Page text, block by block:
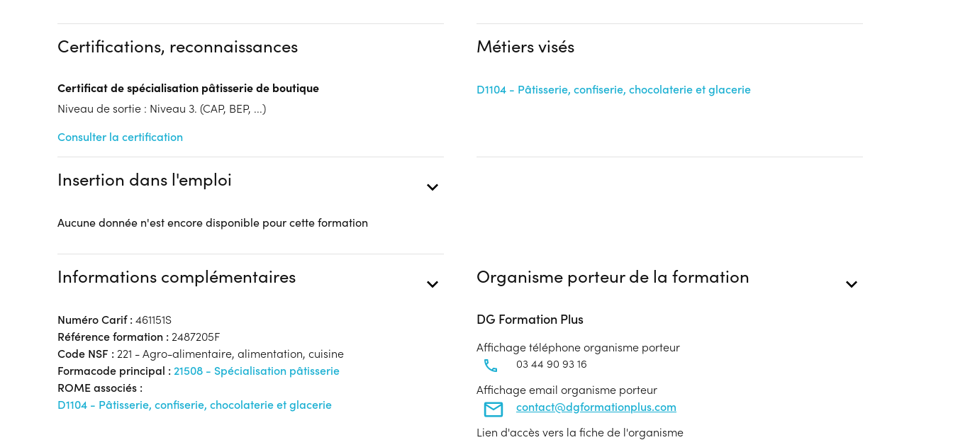
Cycle de l'alternance
Année 1 : Contrat d’apprentissage
Lieu de formation
6 Rue Jacques de Vaucanson
ZAC De Mercières
60200 Compiègne
Accès handicap :Pas d'accès handicap
Restauration :Pas de restauration
Transport :Pas de transport
Aucune information
Certifications, reconnaissances
Certificat de spécialisation pâtisserie de boutique
Niveau de sortie : Niveau 3. (CAP, BEP, ...)
Consulter la certification
Métiers visés
D1104 - Pâtisserie, confiserie, chocolaterie et glacerie
Insertion dans l'emploi
Aucune donnée n'est encore disponible pour cette formation
Informations complémentaires
Numéro Carif : 461151S
Référence formation : 2487205F
Code NSF : 221 - Agro-alimentaire, alimentation, cuisine
Formacode principal : 21508 - Spécialisation pâtisserie
ROME associés :
D1104 - Pâtisserie, confiserie, chocolaterie et glacerie
Organisme porteur de la formation
DG Formation Plus
Affichage téléphone organisme porteur
03 44 90 93 16
Affichage email organisme porteur
contact@dgformationplus.com
Lien d'accès vers la fiche de l'organisme